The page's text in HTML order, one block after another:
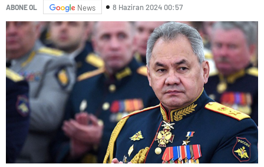
ABONE OL News 8 Haziran 2024 00:57